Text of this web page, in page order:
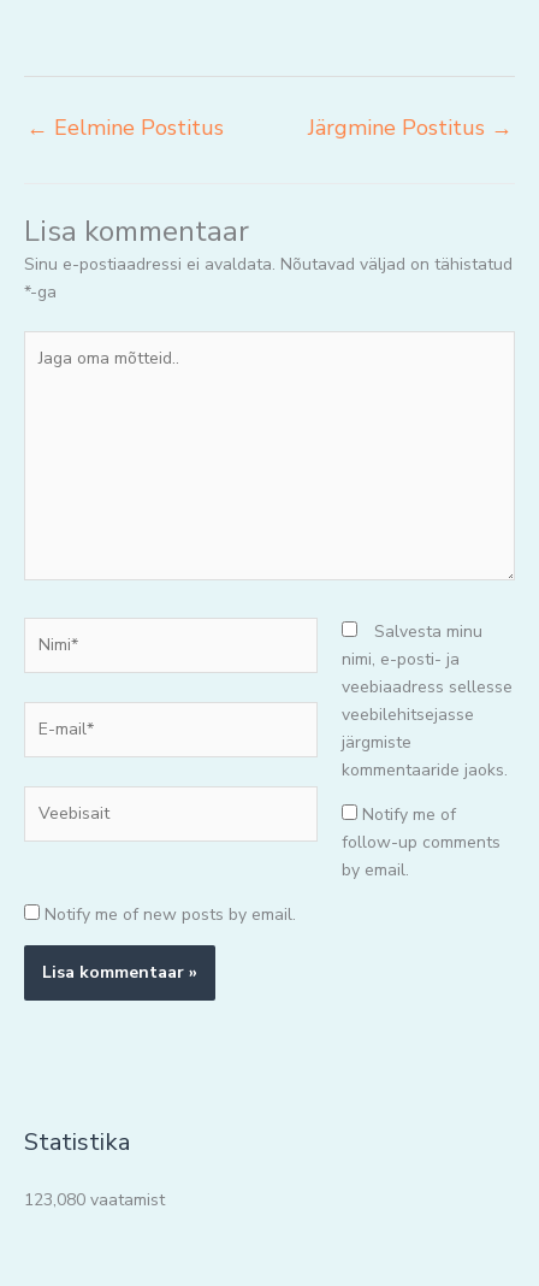
← Eelmine Postitus Järgmine Postitus →
Lisa kommentaar
Sinu e-postiaadressi ei avaldata. Nõutavad väljad on tähistatud
*-ga
oma
mail*
Salvesta minu
nimi, e-posti- ja
veebiaadress sellesse
veebilehitsejasse
järgmiste
kommentaaride jaoks.
Notify me of
follow-up comments
by email.
Notify me of new posts by email.
Statistika
123,080 vaatamist